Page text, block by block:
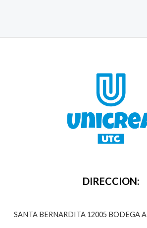
DIRECCION:
SANTA BERNARDITA 12005 BODEGA